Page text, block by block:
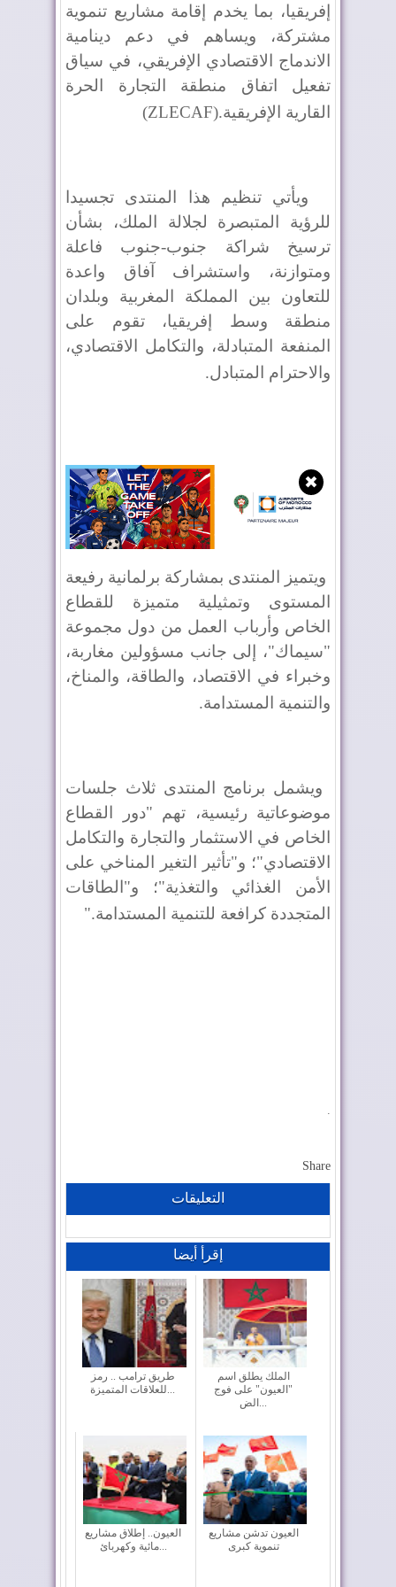
إفريقيا، بما يخدم إقامة مشاريع تنموية
مشتركة، ويساهم في دعم دينامية
الاندماج الاقتصادي الإفريقي، في سياق
تفعيل اتفاق منطقة التجارة الحرة
القارية الإفريقية(ZLECAF).
ويأتي تنظيم هذا المنتدى تجسيدا
للرؤية المتبصرة لجلالة الملك، بشأن
ترسيخ شراكة جنوب-جنوب فاعلة
ومتوازنة، واستشراف آفاق واعدة
للتعاون بين المملكة المغربية وبلدان
منطقة وسط إفريقيا، تقوم على
المنفعة المتبادلة، والتكامل الاقتصادي،
والاحترام المتبادل.
✖
ويتميز المنتدى بمشاركة برلمانية رفيعة
المستوى وتمثيلية متميزة للقطاع
الخاص وأرباب العمل من دول مجموعة
"سيماك"، إلى جانب مسؤولين مغاربة،
وخبراء في الاقتصاد، والطاقة، والمناخ،
والتنمية المستدامة.
ويشمل برنامج المنتدى ثلاث جلسات
موضوعاتية رئيسية، تهم "دور القطاع
الخاص في الاستثمار والتجارة والتكامل
الاقتصادي"؛ و"تأثير التغير المناخي على
الأمن الغذائي والتغذية"؛ و"الطاقات
المتجددة كرافعة للتنمية المستدامة".
.
Share
التعليقات
إقرأ أيضا
طريق ترامب .. رمز
للعلاقات المتميزة...
الملك يطلق اسم
"العيون" على فوج
الض...
العيون.. إطلاق مشاريع
مائية وكهربائ...
العيون تدشن مشاريع
تنموية كبرى